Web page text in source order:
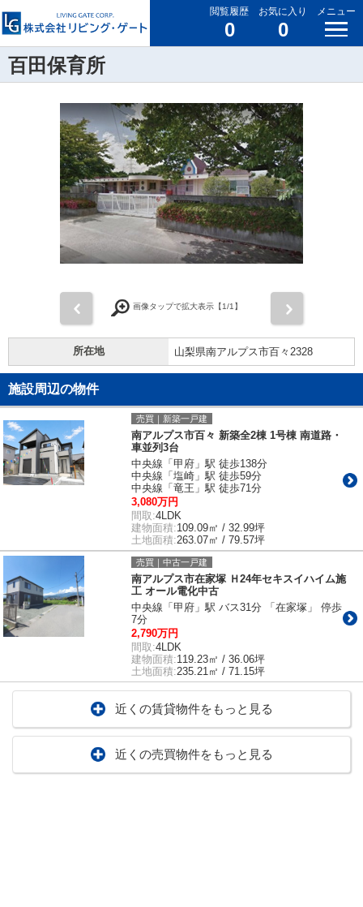
閲覧履歴
0
お気に入り
0
メニュー
百田保育所
画像タップで拡大表示【1/1】
所在地 山梨県南アルプス市百々2328
施設周辺の物件
売買｜新築一戸建
南アルプス市百々 新築全2棟 1号棟 南道路・
車並列3台
中央線「甲府」駅 徒歩138分
中央線「塩崎」駅 徒歩59分
中央線「竜王」駅 徒歩71分
3,080万円
間取:4LDK
建物面積:109.09㎡ / 32.99坪
土地面積:263.07㎡ / 79.57坪
売買｜中古一戸建
南アルプス市在家塚 Ｈ24年セキスイハイム施
工 オール電化中古
中央線「甲府」駅 バス31分 「在家塚」 停歩
7分
2,790万円
間取:4LDK
建物面積:119.23㎡ / 36.06坪
土地面積:235.21㎡ / 71.15坪
近くの賃貸物件をもっと見る
近くの売買物件をもっと見る